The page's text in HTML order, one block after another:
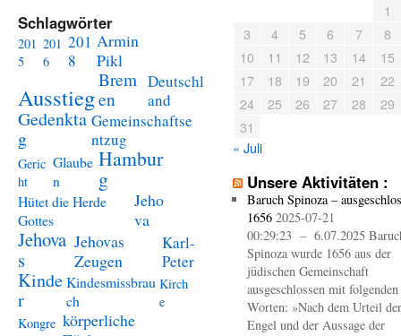
Schlagwörter
201
5
201
6
201
8
Armin
Pikl
Ausstieg
Brem
en
Deutschl
and
Gedenkta
g
Gemeinschaftse
ntzug
Geric
ht
Glaube
n
Hambur
g
Hütet die Herde
Gottes
Jeho
va
Jehova
s
Jehovas
Zeugen
Karl-
Peter
Kinde
r
Kindesmissbrau
ch
Kirch
e
Kongre körperliche
1
3
4 5 6 7
8
10
11 12 13 14
15
17
18 19 20 21
22
24
25 26 27 28
29
31
« Juli
Unsere Aktivitäten :
Baruch Spinoza –
1656 2025-07-21
00:29:23 – 6.07.2025
Spinoza wurde 1656 aus der
jüdischen Gemeinschaft
ausgeschlossen mit folgenden
Worten: »Nach dem Urteil der
Engel und der Aussage der